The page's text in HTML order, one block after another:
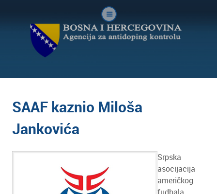
SAAF kaznio Miloša
Jankovića
Srpska
asocijacija
američkog